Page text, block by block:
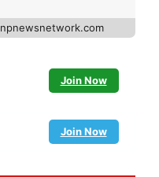
Join Now
Join Now